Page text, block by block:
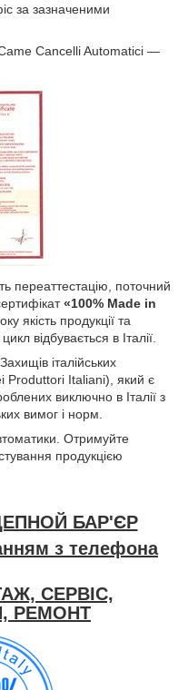
за зазначеними
Cancelli Automatici —
переаттестацію, поточний
«100% Made in
якість продукції та
відбувається в Італії.
італійських
Produttori Italiani), який є
виключно в Італії з
вимог і норм.
Отримуйте
продукцією
БАР'ЄР
з телефона
СЕРВІС,
РЕМОНТ